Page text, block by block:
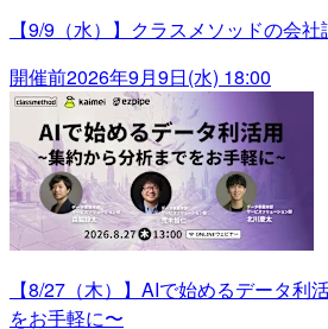
【9/9（水）】クラスメソッドの会
開催前2026年9月9日(水) 18:00
【8/27（木）】AIで始めるデータ利
をお手軽に〜